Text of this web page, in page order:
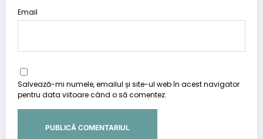
Email
Salvează-mi numele, emailul și site-ul web în acest navigator
pentru data viitoare când o să comentez.